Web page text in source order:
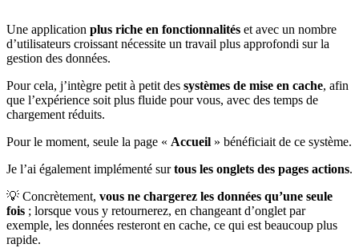
Une application plus riche en fonctionnalités et avec un nombre
d’utilisateurs croissant nécessite un travail plus approfondi sur la
gestion des données.
Pour cela, j’intègre petit à petit des systèmes de mise en cache, afin
que l’expérience soit plus fluide pour vous, avec des temps de
chargement réduits.
Pour le moment, seule la page « Accueil » bénéficiait de ce système.
Je l’ai également implémenté surtous les onglets des pages actions.
💡 Concrètement, vous ne chargerez les données qu’une seule
fois ; lorsque vous y retournerez, en changeant d’onglet par
exemple, les données resteront en cache, ce qui est beaucoup plus
rapide.